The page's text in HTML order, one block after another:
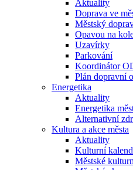
Aktuality
Doprava ve
Městský
Opavou na
Uzavírky
Parkování
Koordinátor
Plán dopravní
Energetika
Aktuality
Energetika
Alternativní
Kultura a akce města
Aktuality
Kulturní
Městské